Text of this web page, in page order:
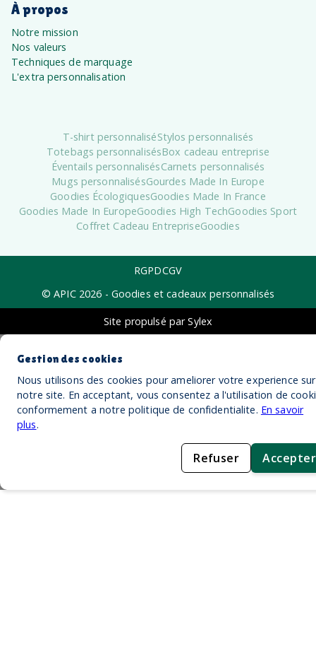
À propos
Notre mission
Nos valeurs
Techniques de marquage
L'extra personnalisation
T-shirt personnaliséStylos personnalisés
Totebags personnalisésBox cadeau entreprise
Éventails personnalisésCarnets personnalisés
Mugs personnalisésGourdes Made In Europe
Goodies ÉcologiquesGoodies Made In France
Goodies Made In EuropeGoodies High TechGoodies Sport
Coffret Cadeau EntrepriseGoodies
RGPDCGV
© APIC 2026 - Goodies et cadeaux personnalisés
Site propulsé par Sylex
Gestion des cookies
Nous utilisons des cookies pour ameliorer votre experience sur
notre site. En acceptant, vous consentez a l'utilisation de
conformement a notre politique de confidentialite. En savoir
plus.
Refuser Accepter